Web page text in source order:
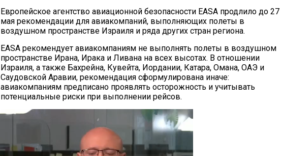
Европейское агентство авиационной безопасности EASA продлило до 27
мая рекомендации для авиакомпаний, выполняющих полеты в
воздушном пространстве Израиля и ряда других стран региона.
EASA рекомендует авиакомпаниям не выполнять полеты в воздушном
пространстве Ирана, Ирака и Ливана на всех высотах. В отношении
Израиля, а также Бахрейна, Кувейта, Иордании, Катара, Омана, ОАЭ и
Саудовской Аравии, рекомендация сформулирована иначе:
авиакомпаниям предписано проявлять осторожность и учитывать
потенциальные риски при выполнении рейсов.